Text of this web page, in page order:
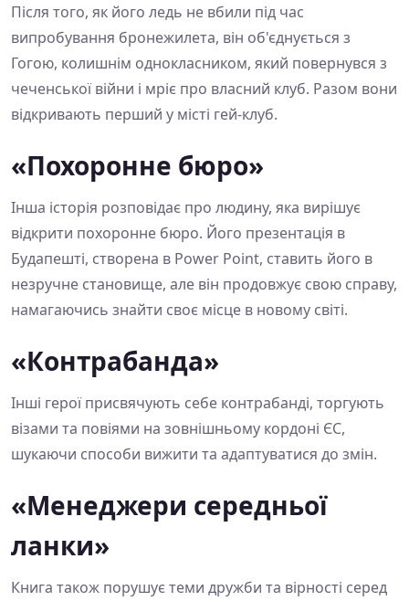
Після того, як його ледь не вбили під час
випробування бронежилета, він об'єднується з
Гогою, колишнім однокласником, який повернувся з
чеченської війни і мріє про власний клуб. Разом вони
відкривають перший у місті гей-клуб.
«Похоронне бюро»
Інша історія розповідає про людину, яка вирішує
відкрити похоронне бюро. Його презентація в
Будапешті, створена в Power Point, ставить його в
незручне становище, але він продовжує свою справу,
намагаючись знайти своє місце в новому світі.
«Контрабанда»
Інші герої присвячують себе контрабанді, торгують
візами та повіями на зовнішньому кордоні ЄС,
шукаючи способи вижити та адаптуватися до змін.
«Менеджери середньої
ланки»
Книга також порушує теми дружби та вірності серед